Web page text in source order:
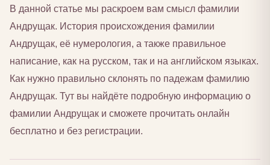
В данной статье мы раскроем вам смысл фамилии
Андрущак. История происхождения фамилии
Андрущак, её нумерология, а также правильное
написание, как на русском, так и на английском языках.
Как нужно правильно склонять по падежам фамилию
Андрущак. Тут вы найдёте подробную информацию о
фамилии Андрущак и сможете прочитать онлайн
бесплатно и без регистрации.